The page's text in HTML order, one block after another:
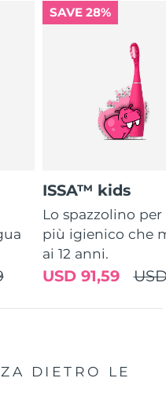
SAVE 28%
ISSA™ kids
Lo spazzolino
più igienico che
ai 12 anni.
USD 91,59
DIETRO LE